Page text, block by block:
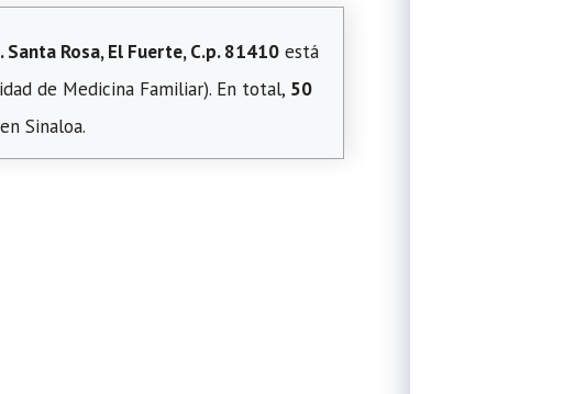
Rosa, El Fuerte, C.p. 81410 está
de Medicina Familiar). En total, 50
Sinaloa.